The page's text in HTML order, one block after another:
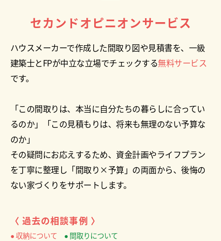
セカンドオピニオンサービス
ハウスメーカーで作成した間取り図や見積書を、一級
建築士とFPが中立な立場でチェックする無料サービス
です。
「この間取りは、本当に自分たちの暮らしに合ってい
るのか」「この見積もりは、将来も無理のない予算な
のか」
その疑問にお応えするため、資金計画やライフプラン
を丁寧に整理し「間取り×予算」の両面から、後悔の
ない家づくりをサポートします。
〈 過去の相談事例 〉
● 収納について ● 間取りについて